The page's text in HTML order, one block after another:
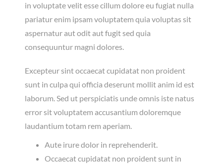
in voluptate velit esse cillum dolore eu fugiat nulla
pariatur enim ipsam voluptatem quia voluptas sit
aspernatur aut odit aut fugit sed quia
consequuntur magni dolores.
Excepteur sint occaecat cupidatat non proident
sunt in culpa qui officia deserunt mollit anim id est
laborum. Sed ut perspiciatis unde omnis iste natus
error sit voluptatem accusantium doloremque
laudantium totam rem aperiam.
Aute irure dolor in reprehenderit.
Occaecat cupidatat non proident sunt in